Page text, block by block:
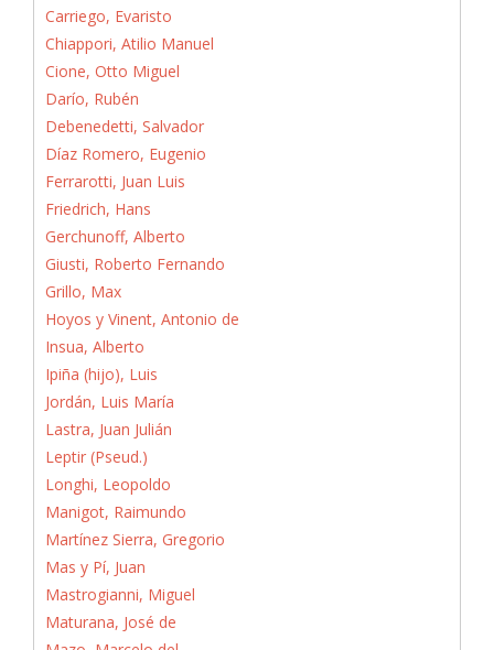
Carriego, Evaristo
Chiappori, Atilio Manuel
Cione, Otto Miguel
Darío, Rubén
Debenedetti, Salvador
Díaz Romero, Eugenio
Ferrarotti, Juan Luis
Friedrich, Hans
Gerchunoff, Alberto
Giusti, Roberto Fernando
Grillo, Max
Hoyos y Vinent, Antonio de
Insua, Alberto
Ipiña (hijo), Luis
Jordán, Luis María
Lastra, Juan Julián
Leptir (Pseud.)
Longhi, Leopoldo
Manigot, Raimundo
Martínez Sierra, Gregorio
Mas y Pí, Juan
Mastrogianni, Miguel
Maturana, José de